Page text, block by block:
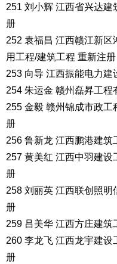
251 刘小辉 江西省兴达建
册
252 袁福昌 江西赣江新
用工程/建筑工程 重新注册
253 向导 江西振能电力
254 朱运金 赣州磊昇工
255 金毅 赣州锦成市政工
册
256 鲁新龙 江西鹏港建
257 黄美红 江西中羽建设
册
258 刘丽英 江西联创照明
册
259 吕美华 江西方庄建
260 李龙飞 江西龙宇建设
册